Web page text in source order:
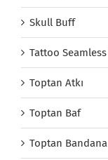
Skull Buff
Tattoo
Toptan Atkı
Toptan Baf
Toptan Bandana